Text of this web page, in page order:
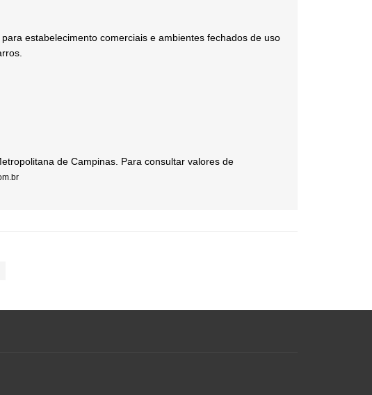
estabelecimento comerciais e ambientes fechados de uso
de Campinas. Para consultar valores de